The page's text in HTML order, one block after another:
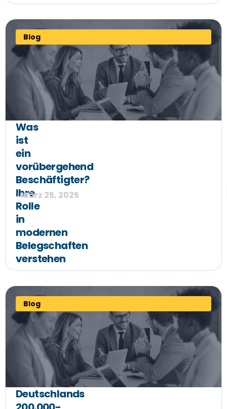
Blog
Was
ist
ein
vorübergehend
Beschäftigter?
Ihre
Rolle
in
modernen
Belegschaften
verstehen
März 25, 2025
Blog
Deutschlands